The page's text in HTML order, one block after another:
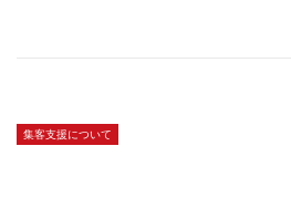
集客支援について